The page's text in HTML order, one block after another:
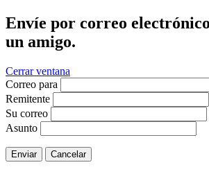
Envíe por correo
un amigo.
Cerrar ventana
Correo para
Remitente
Su correo
Asunto
Enviar Cancelar